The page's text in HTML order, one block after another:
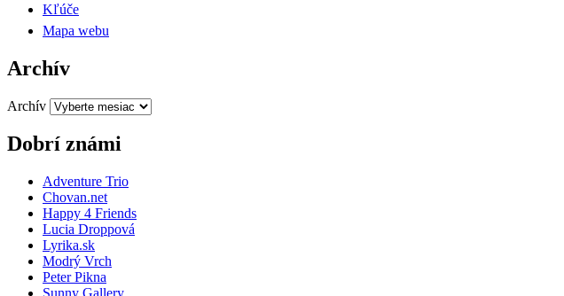
Kľúče
Mapa webu
Archív
Archív
Dobrí známi
Adventure Trio
Chovan.net
Happy 4 Friends
Lucia Droppová
Lyrika.sk
Modrý Vrch
Peter Pikna